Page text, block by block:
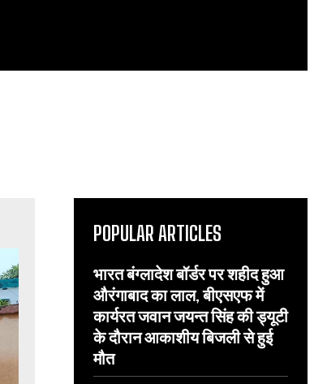
POPULAR ARTICLES
भारत बंग्लादेश बॉर्डर पर शहीद हुआ
औरंगाबाद का लाल, बीएसएफ में
कार्यरत जवान जयन्त सिंह की ड्यूटी
के दौरान आकाशीय बिजली से हुई
मौत